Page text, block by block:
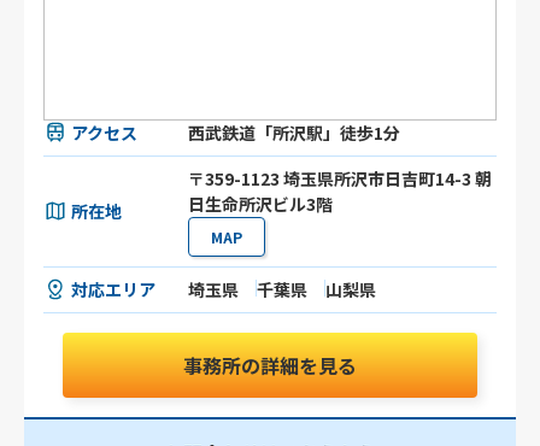
アクセス 西武鉄道「所沢駅」徒歩1分
所在地
〒359-1123 埼玉県所沢市日吉町14-3 朝
日生命所沢ビル3階
MAP
対応エリア 埼玉県 千葉県 山梨県
事務所の詳細を見る